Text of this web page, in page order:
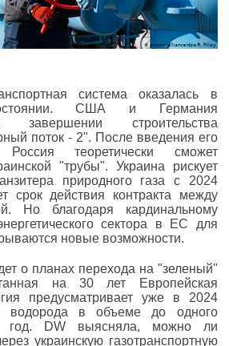
система оказалась в
США и Германия
завершении строительства
поток - 2". После введения его
теоретически сможет
"трубы". Украина рискует
природного газа с 2024
срок действия контракта между
Но благодаря кардинальному
сектора в ЕС для
новые возможности.
о планах перехода на "зеленый"
на 30 лет Европейская
предусматривает уже в 2024
водорода в объеме до одного
год. DW выясняла, можно ли
украинскую газотранспортную